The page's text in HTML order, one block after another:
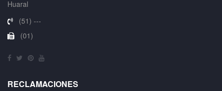
Huaral
(51) ---
(01)
RECLAMACIONES